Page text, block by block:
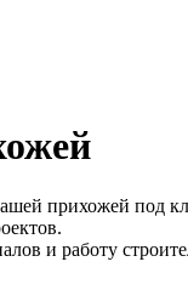
прихожей под
и работу